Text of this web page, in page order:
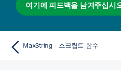
여기에 피드백을 남겨주십시
MaxString - 스크립트 함수